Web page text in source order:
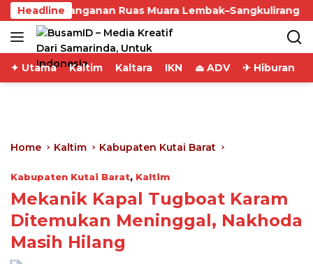
Skip
to
content
Headline
Penanganan Ruas Muara Lembak–Sangkulirang
✦ Utama Kaltim Kaltara IKN ⏏ ADV ✈ Hiburan
Home Kaltim Kabupaten Kutai Barat
Kabupaten Kutai Barat, Kaltim
Mekanik Kapal Tugboat Karam
Ditemukan Meninggal, Nakhoda
Masih Hilang